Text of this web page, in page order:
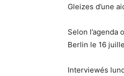
Gleizes d’une
Selon
Berlin le 16
Interviewés